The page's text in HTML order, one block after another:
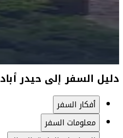
دليل السفر إلى حيدر أباد
أفكار السفر
معلومات السفر